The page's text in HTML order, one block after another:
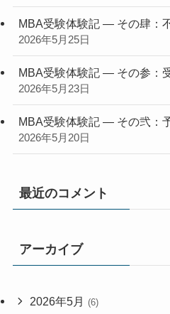
MBA受験体験記 — その肆：
2026年5月25日
MBA受験体験記 — その参：
2026年5月23日
MBA受験体験記 — その弐：
2026年5月20日
最近のコメント
アーカイブ
2026年5月 (6)